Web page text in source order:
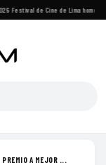
·Festival de Cine de Lima
A MEJOR ...